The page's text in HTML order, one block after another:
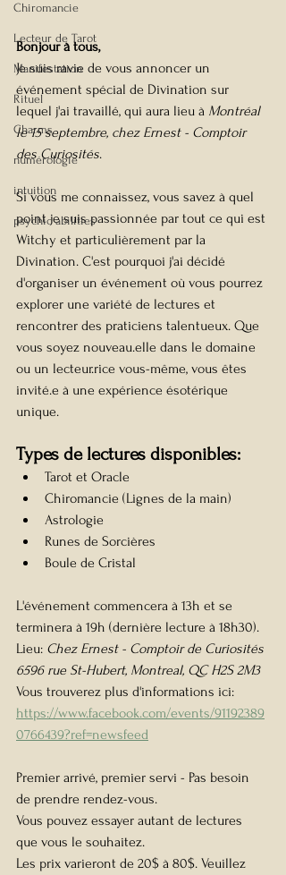
Chiromancie
Lecteur de Tarot
Manifestation
Rituel
Charms
numérologie
intuition
psychic abilities
Bonjour à tous,
Je suis ravie de vous annoncer un
événement spécial de Divination sur
lequel j'ai travaillé, qui aura lieu à Montréal
le 15 septembre, chez Ernest - Comptoir
des Curiosités.
Si vous me connaissez, vous savez à quel
point je suis passionnée par tout ce qui est
Witchy et particulièrement par la
Divination. C'est pourquoi j'ai décidé
d'organiser un événement où vous pourrez
explorer une variété de lectures et
rencontrer des praticiens talentueux. Que
vous soyez nouveau.elle dans le domaine
ou un lecteur.rice vous-même, vous êtes
invité.e à une expérience ésotérique
unique.
Types de lectures disponibles:
Tarot et Oracle
Chiromancie (Lignes de la main)
Astrologie
Runes de Sorcières
Boule de Cristal
L'événement commencera à 13h et se
terminera à 19h (dernière lecture à 18h30).
Lieu: Chez Ernest - Comptoir de Curiosités
6596 rue St-Hubert, Montreal, QC H2S 2M3
Vous trouverez plus d'informations ici:
https://www.facebook.com/events/91192389
0766439?ref=newsfeed
Premier arrivé, premier servi - Pas besoin
de prendre rendez-vous.
Vous pouvez essayer autant de lectures
que vous le souhaitez.
Les prix varieront de 20$ à 80$. Veuillez